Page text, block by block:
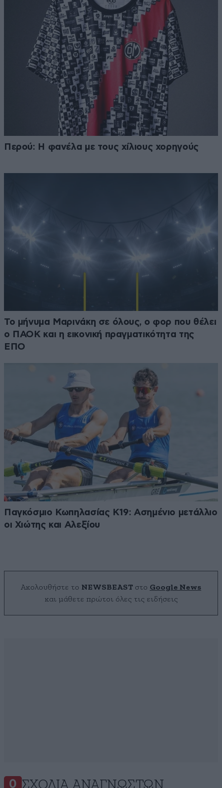
Περού: Η φανέλα με τους χίλιους χορηγούς
Το μήνυμα Μαρινάκη σε όλους, ο φορ που θέλει
ο ΠΑΟΚ και η εικονική πραγματικότητα της
ΕΠΟ
Παγκόσμιο Κωπηλασίας Κ19: Ασημένιο μετάλλιο
οι Χιώτης και Αλεξίου
Ακολουθήστε το NEWSBEAST στο Google News
και μάθετε πρώτοι όλες τις ειδήσεις
0 ΣΧΌΛΙΑ ΑΝΑΓΝΩΣΤΏΝ